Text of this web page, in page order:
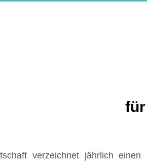
verzeichnet jährlich